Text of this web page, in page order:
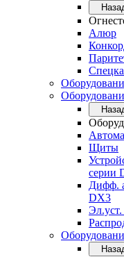
Алюр
Щиты
серии
Дифф.
DX3
Эл.уст.